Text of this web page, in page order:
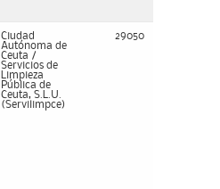
Ciudad
Autónoma de
Ceuta /
Servicios de
Limpieza
Pública de
Ceuta, S.L.U.
(Servilimpce)
29050